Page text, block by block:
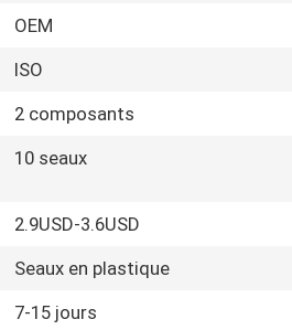
OEM
ISO
2 composants
10 seaux
2.9USD-3.6USD
Seaux en plastique
7-15 jours